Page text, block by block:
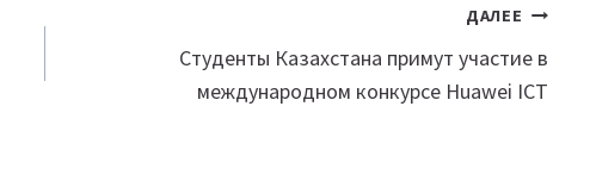
ДАЛЕЕ
Студенты Казахстана примут участие в
международном конкурсе Huawei ICT